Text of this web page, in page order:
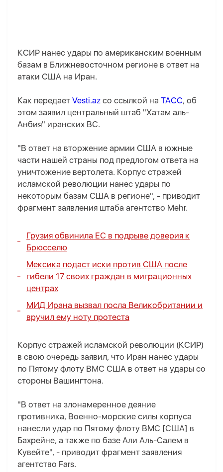
КСИР нанес удары по американским военным
базам в Ближневосточном регионе в ответ на
атаки США на Иран.
Как передает Vesti.az со ссылкой на ТАСС, об
этом заявил центральный штаб "Хатам аль-
Анбия" иранских ВС.
"В ответ на вторжение армии США в южные
части нашей страны под предлогом ответа на
уничтожение вертолета. Корпус стражей
исламской революции нанес удары по
некоторым базам США в регионе", - приводит
фрагмент заявления штаба агентство Mehr.
Грузия обвинила ЕС в подрыве доверия к
Брюсселю
Мексика подаст иски против США после
гибели 17 своих граждан в миграционных
центрах
МИД Ирана вызвал посла Великобритании и
вручил ему ноту протеста
Корпус стражей исламской революции (КСИР)
в свою очередь заявил, что Иран нанес удары
по Пятому флоту ВМС США в ответ на удары со
стороны Вашингтона.
"В ответ на злонамеренное деяние
противника, Военно-морские силы корпуса
нанесли удар по Пятому флоту ВМС [США] в
Бахрейне, а также по базе Али Аль-Салем в
Кувейте", - приводит фрагмент заявления
агентство Fars.